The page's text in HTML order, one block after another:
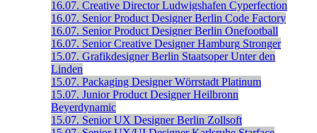
16.07. Creative Director Ludwigshafen Cyperfection
16.07. Senior Product Designer Berlin Code Factory
16.07. Senior Product Designer Berlin Onefootball
16.07. Senior Creative Designer Hamburg Stronger
15.07. Grafikdesigner Berlin Staatsoper Unter den
Linden
15.07. Packaging Designer Wörrstadt Platinum
15.07. Junior Product Designer Heilbronn
Beyerdynamic
15.07. Senior UX Designer Berlin Zollsoft